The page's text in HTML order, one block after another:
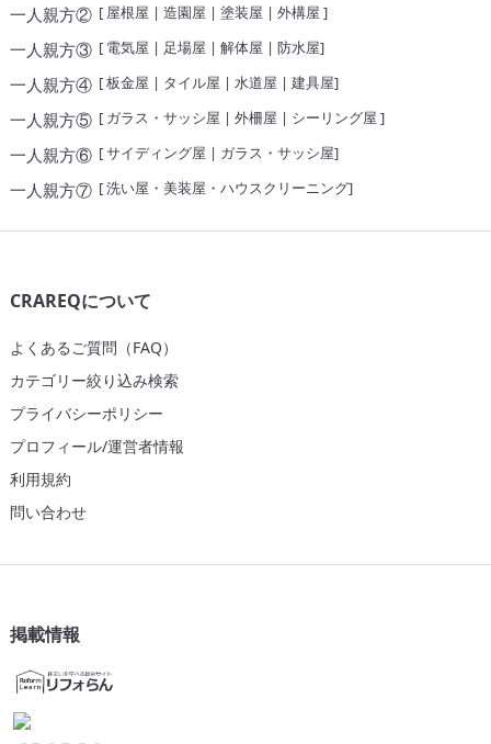
一人親方②[ 屋根屋 | 造園屋 | 塗装屋 | 外構屋 ]
一人親方③[ 電気屋 | 足場屋 | 解体屋 | 防水屋]
一人親方④[板金屋 | タイル屋 | 水道屋 | 建具屋]
一人親方⑤[ ガラス・サッシ屋 | 外柵屋 | シーリング屋 ]
一人親方⑥[サイディング屋 | ガラス・サッシ屋]
一人親方⑦[洗い屋・美装屋・ハウスクリーニング]
CRAREQについて
よくあるご質問（FAQ）
カテゴリー絞り込み検索
プライバシーポリシー
プロフィール/運営者情報
利用規約
問い合わせ
掲載情報